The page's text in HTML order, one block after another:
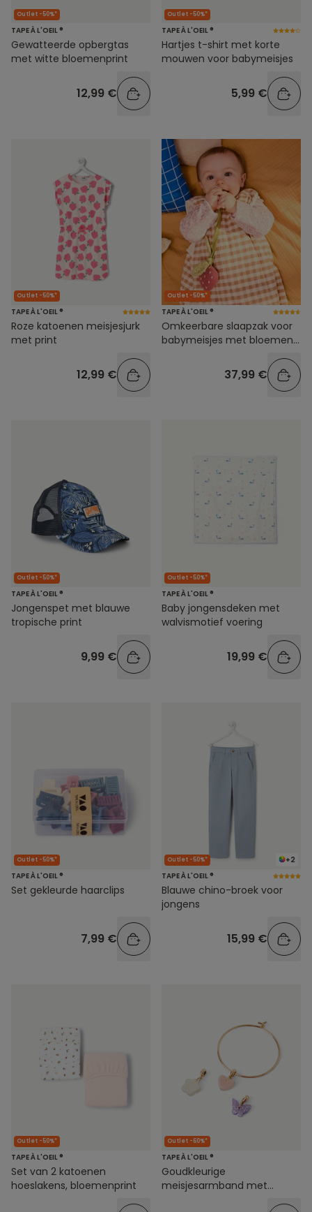
Outlet -50%*
TAPE À L'OEIL ®
Gewatteerde opbergtas
met witte bloemenprint
12,99 €
Outlet -50%*
TAPE À L'OEIL ®
Hartjes t-shirt met korte
mouwen voor babymeisjes
5,99 €
Outlet -50%*
TAPE À L'OEIL ®
Roze katoenen meisjesjurk
met print
12,99 €
Outlet -50%*
TAPE À L'OEIL ®
Omkeerbare slaapzak voor
babymeisjes met bloemen-
37,99 €
Outlet -50%*
TAPE À L'OEIL ®
Jongenspet met blauwe
tropische print
9,99 €
Outlet -50%*
TAPE À L'OEIL ®
Baby jongensdeken met
walvismotief voering
19,99 €
Outlet -50%*
TAPE À L'OEIL ®
Set gekleurde haarclips
7,99 €
+2
Outlet -50%*
TAPE À L'OEIL ®
Blauwe chino-broek voor
jongens
15,99 €
Outlet -50%*
TAPE À L'OEIL ®
Set van 2 katoenen
hoeslakens, bloemenprint
Outlet -60%*
TAPE À L'OEIL ®
Goudkleurige
meisjesarmband met